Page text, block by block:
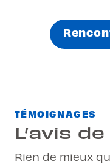
TÉMOIGNAGES
L’avis
Rien de mieux